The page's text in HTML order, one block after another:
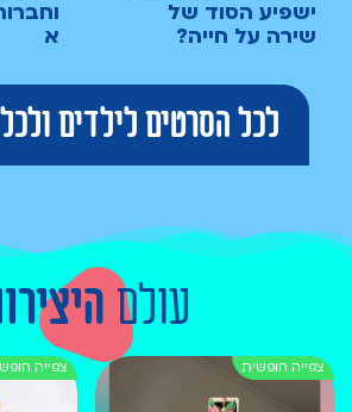
ישפיע הסוד של
שירה על חייה?
א
לכל הסרטים לילדים
עולם